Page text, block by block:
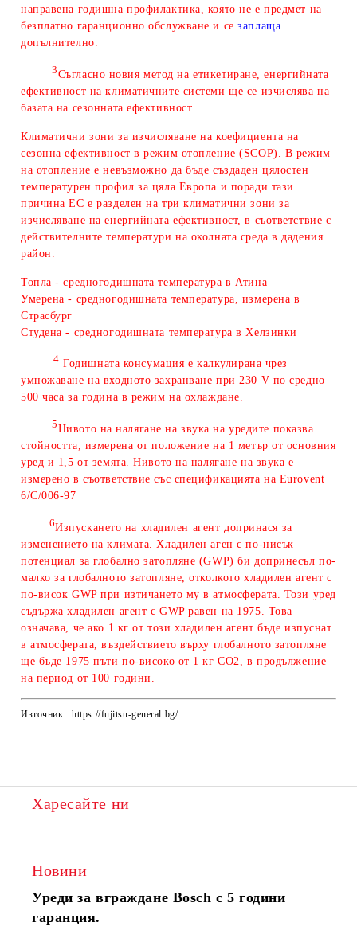
направена годишна профилактика, която не е предмет на
безплатно гаранционно обслужване и се заплаща
допълнително.
3Съгласно новия метод на етикетиране, енергийната
ефективност на климатичните системи ще се изчислява на
базата на сезонната ефективност.
Климатични зони за изчисляване на коефициента на
сезонна ефективност в режим отопление (SCOP). В режим
на отопление е невъзможно да бъде създаден цялостен
температурен профил за цяла Европа и поради тази
причина ЕС е разделен на три климатични зони за
изчисляване на енергийната ефективност, в съответствие с
действителните температури на околната среда в дадения
район.
Топла - средногодишната температура в Атина
Умерена - средногодишната температура, измерена в
Страсбург
Студена - средногодишната температура в Хелзинки
4 Годишната консумация е калкулирана чрез
умножаване на входното захранване при 230 V по средно
500 часа за година в режим на охлаждане.
5Нивото на налягане на звука на уредите показва
стойността, измерена от положение на 1 метър от основния
уред и 1,5 от земята. Нивото на налягане на звука е
измерено в съответствие със спецификацията на Eurovent
6/C/006-97
6Изпускането на хладилен агент допринася за
изменението на климата. Хладилен аген с по-нисък
потенциал за глобално затопляне (GWP) би допринесъл по-
малко за глобалното затопляне, отколкото хладилен агент с
по-висок GWP при изтичането му в атмосферата. Този уред
съдържа хладилен агент с GWP равeн на 1975. Това
означава, че ако 1 кг от този хладилен агент бъде изпуснат
в атмосферата, въздействието върху глобалното затопляне
ще бъде 1975 пъти по-високо от 1 кг CO2, в продължение
на период от 100 години.
Източник : https://fujitsu-general.bg/
Харесайте ни
Новини
Уреди за вграждане Bosch с 5 години
гаранция.